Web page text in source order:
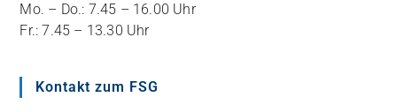
Mo. – Do.: 7.45 – 16.00 Uhr
Fr.: 7.45 – 13.30 Uhr
Kontakt zum FSG